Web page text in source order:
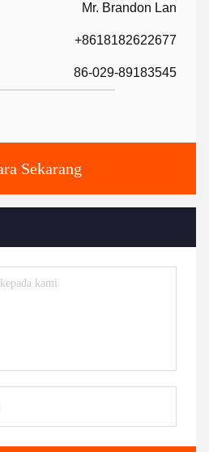
Mr. Brandon Lan
+8618182622677
86-029-89183545
Sekarang